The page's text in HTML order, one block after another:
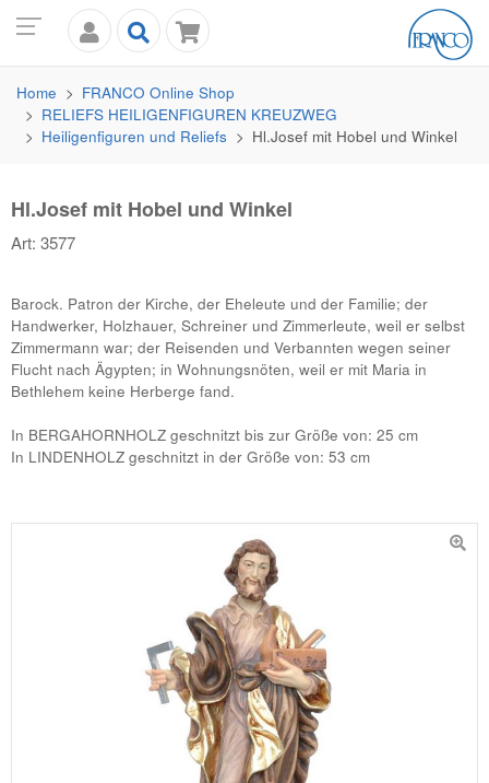
Home FRANCO Online Shop
RELIEFS HEILIGENFIGUREN KREUZWEG
Heiligenfiguren und Reliefs
Hl.Josef mit Hobel und Winkel
Hl.Josef mit Hobel und Winkel
Art: 3577
Barock. Patron der Kirche, der Eheleute und der Familie; der
Handwerker, Holzhauer, Schreiner und Zimmerleute, weil er selbst
Zimmermann war; der Reisenden und Verbannten wegen seiner
Flucht nach Ägypten; in Wohnungsnöten, weil er mit Maria in
Bethlehem keine Herberge fand.
In BERGAHORNHOLZ geschnitzt bis zur Größe von: 25 cm
In LINDENHOLZ geschnitzt in der Größe von: 53 cm